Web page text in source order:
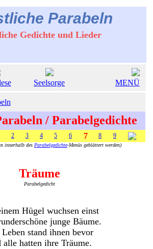
Parabeln
Gedichte und Lieder
Seelsorge MENÜ
/ Parabelgedichte
2 3 4 5 6 7 8 9
innerhalb des Parabelgedichte-Menüs geblättert werden)
Träume
Parabelgedicht
Hügel wuchsen einst
junge Bäume.
Leben stand ihnen bevor
alle hatten ihre Träume.